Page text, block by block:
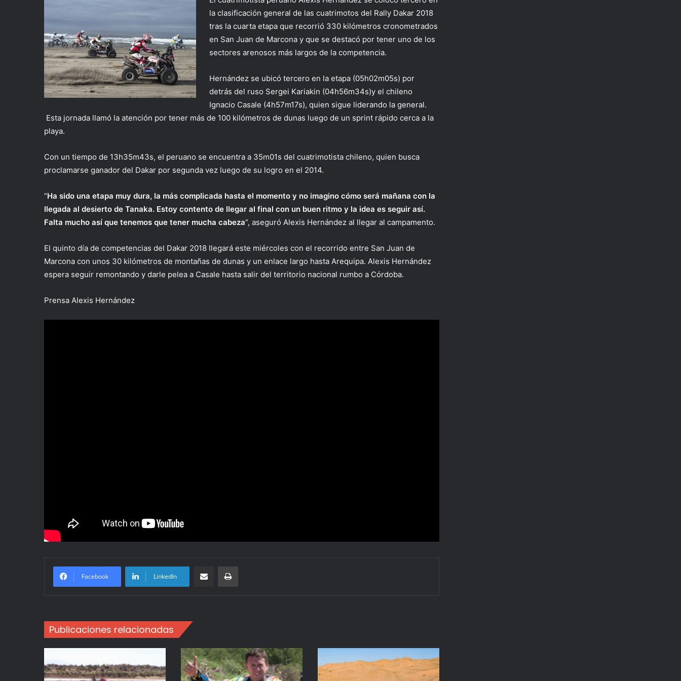
la clasificación general de las cuatrimotos del Rally Dakar 2018
tras la cuarta etapa que recorrió 330 kilómetros cronometrados
en San Juan de Marcona y que se destacó por tener uno de los
sectores arenosos más largos de la competencia.
Hernández se ubicó tercero en la etapa (05h02m05s) por
detrás del ruso Sergei Kariakin (04h56m34s)y el chileno
Ignacio Casale (4h57m17s), quien sigue liderando la general.
Esta jornada llamó la atención por tener más de 100 kilómetros de dunas luego de un sprint rápido cerca a la
playa.
Con un tiempo de 13h35m43s, el peruano se encuentra a 35m01s del cuatrimotista chileno, quien busca
proclamarse ganador del Dakar por segunda vez luego de su logro en el 2014.
“Ha sido una etapa muy dura, la más complicada hasta el momento y no imagino cómo será mañana con la
llegada al desierto de Tanaka. Estoy contento de llegar al final con un buen ritmo y la idea es seguir así.
Falta mucho así que tenemos que tener mucha cabeza”, aseguró Alexis Hernández al llegar al campamento.
El quinto día de competencias del Dakar 2018 llegará este miércoles con el recorrido entre San Juan de
Marcona con unos 30 kilómetros de montañas de dunas y un enlace largo hasta Arequipa. Alexis Hernández
espera seguir remontando y darle pelea a Casale hasta salir del territorio nacional rumbo a Córdoba.
Prensa Alexis Hernández
Facebook LinkedIn
Compartir por correo electrónicoImprimir
Publicaciones relacionadas